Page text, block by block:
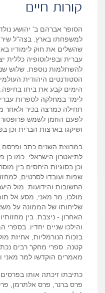
קורות חיים
הסופר אברהם ב' יהושע
למשפחתו בארץ בצה"ל
שהשלים את חוק לימודיו
עברית ובפילוסופיה כללית
להשתלמות נוספת שלוש
הסטודנטים היהודית
הימים קבע את ביתו בחיפה
לימד במחלקה לספרות
תחילה כמרצה בכיר ולאחר
לפעם הוזמן לשמש פרופסור
ושיקגו בארצות הברית וכן
במרוצת השנים כתב ופרסם
לתיאטרון הישראלי כמו כן
וכן בסוגיות היחסים בין
שפות ועובדו לסרטים
החשובות והידועות: מול
מולכו
מר מאני מסע אל
שליחותו של הממונה על
האחרון - ניצבת בין
והילכו שניים יחדיו
בספרי
בזכות הנורמליות אחיזת
קטנה ספרי מחקר רבים
מאמרים הוקדשו למר מאני
כתיבתו זיכתה אותו
פרס ברנר פרס אלתרמן